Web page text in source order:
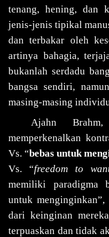
tenang, hening, dan
jenis-jenis tipikal
dan terbakar oleh
artinya bahagia,
bukanlah serdadu
bangsa sendiri,
masing-masing
Ajahn
memperkenalkan
Vs. “bebas untuk
Vs. “freedom to
memiliki paradigma
untuk
dari keinginan
terpuaskan dan tidak